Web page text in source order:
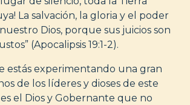
La salvación, la gloria y el poder
Dios, porque sus juicios son
(Apocalipsis 19:1-2).
estás experimentando una gran
de los líderes y dioses de este
el Dios y Gobernante que no